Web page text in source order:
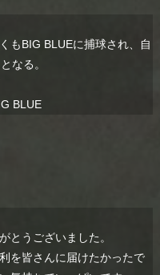
もBIG BLUEに捕球され、自
なる。
BLUE
とうございました。
を皆さんに届けたかったで